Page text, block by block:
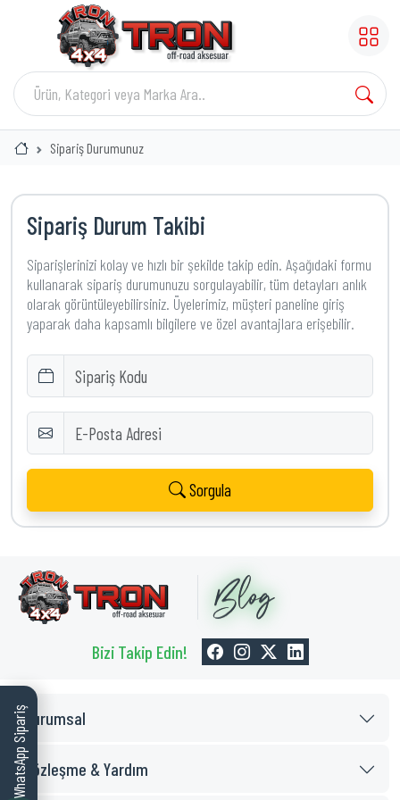
Sipariş Durumunuz
Sipariş Durum Takibi
Siparişlerinizi kolay ve hızlı bir şekilde takip edin. Aşağıdaki formu
kullanarak sipariş durumunuzu sorgulayabilir, tüm detayları anlık
olarak görüntüleyebilirsiniz. Üyelerimiz, müşteri paneline giriş
yaparak daha kapsamlı bilgilere ve özel avantajlara erişebilir.
Sorgula
Bizi Takip Edin!
Kurumsal
Sözleşme & Yardım
WhatsApp Sipariş